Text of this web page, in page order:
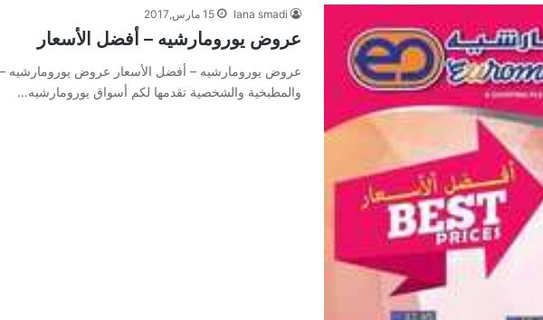
lana smadi 15 مارس,2017
عروض يورومارشيه – أفضل الأسعار
عروض يورومارشيه – أفضل الأسعار عروض يورومارشيه –
والمطبخية والشخصية تقدمها لكم أسواق يورومارشيه…